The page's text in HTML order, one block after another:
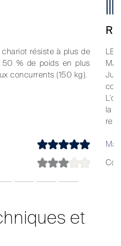
résiste à plus de
% de poids en plus
concurrents (150 kg).
LE
la
et